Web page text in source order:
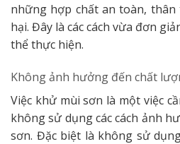
những hợp chất an toàn,
hại. Đây là các cách vừa đơn
thể thực hiện.
Không ảnh hưởng đến chất
Việc khử mùi sơn là một việc
không sử dụng các cách ảnh
sơn. Đặc biệt là không sử